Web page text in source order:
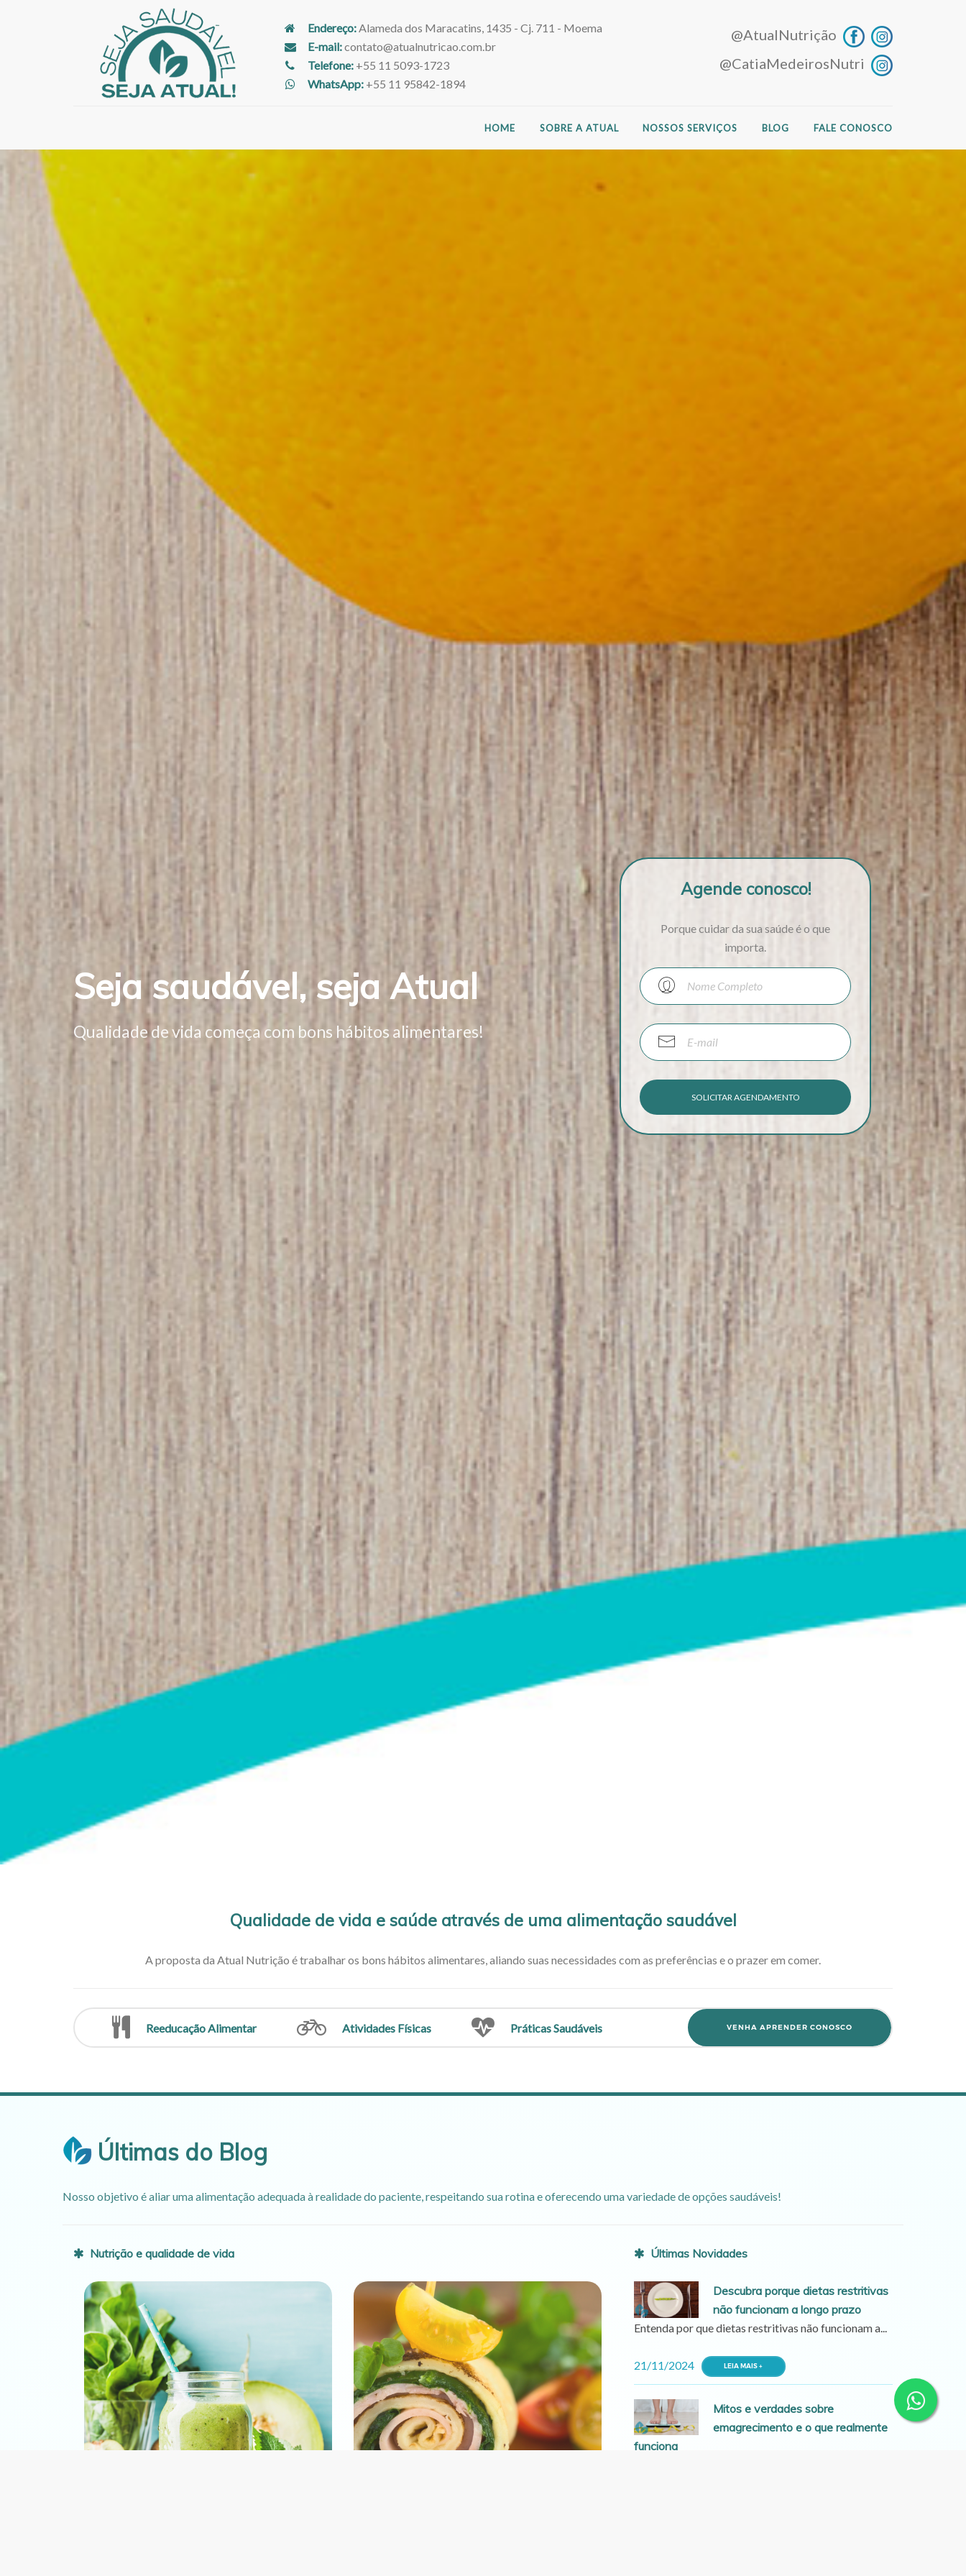
Endereço:Alameda dos Maracatins, 1435 - Cj. 711 - Moema
E-mail:contato@atualnutricao.com.br
Telefone:+55 11 5093-1723
WhatsApp:+55 11 95842-1894
@AtualNutrição
@CatiaMedeirosNutri
HOME SOBRE A ATUAL NOSSOS SERVIÇOS BLOG FALE CONOSCO
Seja saudável,seja Atual
Qualidade de vida começa com bons hábitos alimentares!
Agende conosco!
Porque cuidar da sua saúde é o que
importa.
Qualidade de vida e saúde através de uma alimentação saudável
A proposta da Atual Nutrição é trabalhar os bons hábitos alimentares, aliando suas necessidades com as preferências e o prazer em comer.
Reeducação Alimentar Atividades Físicas Práticas Saudáveis VENHA APRENDER CONOSCO
Últimas do Blog
Nosso objetivo é aliar uma alimentação adequada à realidade do paciente, respeitando sua rotina e oferecendo uma variedade de opções saudáveis!
Nutrição e qualidade de vida Últimas Novidades
Descubra porque dietas restritivas
não funcionam a longo prazo
Entenda por que dietas restritivas não funcionam a...
21/11/2024 LEIA MAIS +
Mitos e verdades sobre
emagrecimento e o que realmente
funciona